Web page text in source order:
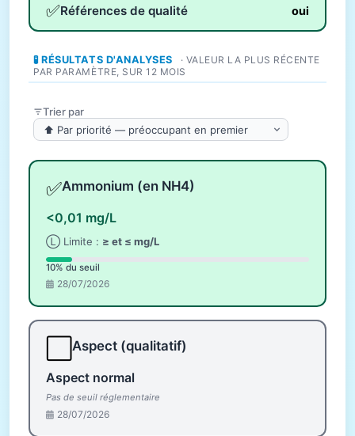
✅Références de qualité oui
🧪 RÉSULTATS D'ANALYSES
· VALEUR LA PLUS RÉCENTE
PAR PARAMÈTRE, SUR 12 MOIS
Trier par
✅Ammonium (en NH4)
<0,01 mg/L
Ⓛ Limite : ≥ et ≤ mg/L
10% du seuil
28/07/2026
Aspect (qualitatif)
Aspect normal
Pas de seuil réglementaire
28/07/2026